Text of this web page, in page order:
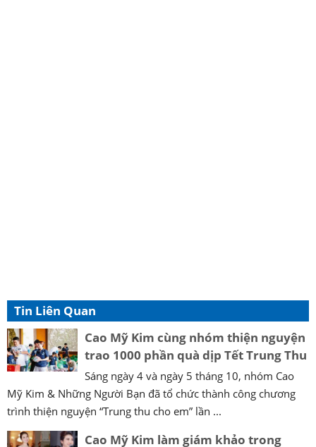
Tin Liên Quan
Cao Mỹ Kim cùng nhóm thiện nguyện
trao 1000 phần quà dịp Tết Trung Thu
Sáng ngày 4 và ngày 5 tháng 10, nhóm Cao
Mỹ Kim & Những Người Bạn đã tổ chức thành công chương
trình thiện nguyện “Trung thu cho em” lần ...
Cao Mỹ Kim làm giám khảo trong